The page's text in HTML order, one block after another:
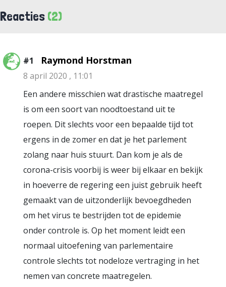
Reacties (2)
#1 Raymond Horstman
8 april 2020 , 11:01
Een andere misschien wat drastische maatregel
is om een soort van noodtoestand uit te
roepen. Dit slechts voor een bepaalde tijd tot
ergens in de zomer en dat je het parlement
zolang naar huis stuurt. Dan kom je als de
corona-crisis voorbij is weer bij elkaar en bekijk
in hoeverre de regering een juist gebruik heeft
gemaakt van de uitzonderlijk bevoegdheden
om het virus te bestrijden tot de epidemie
onder controle is. Op het moment leidt een
normaal uitoefening van parlementaire
controle slechts tot nodeloze vertraging in het
nemen van concrete maatregelen.